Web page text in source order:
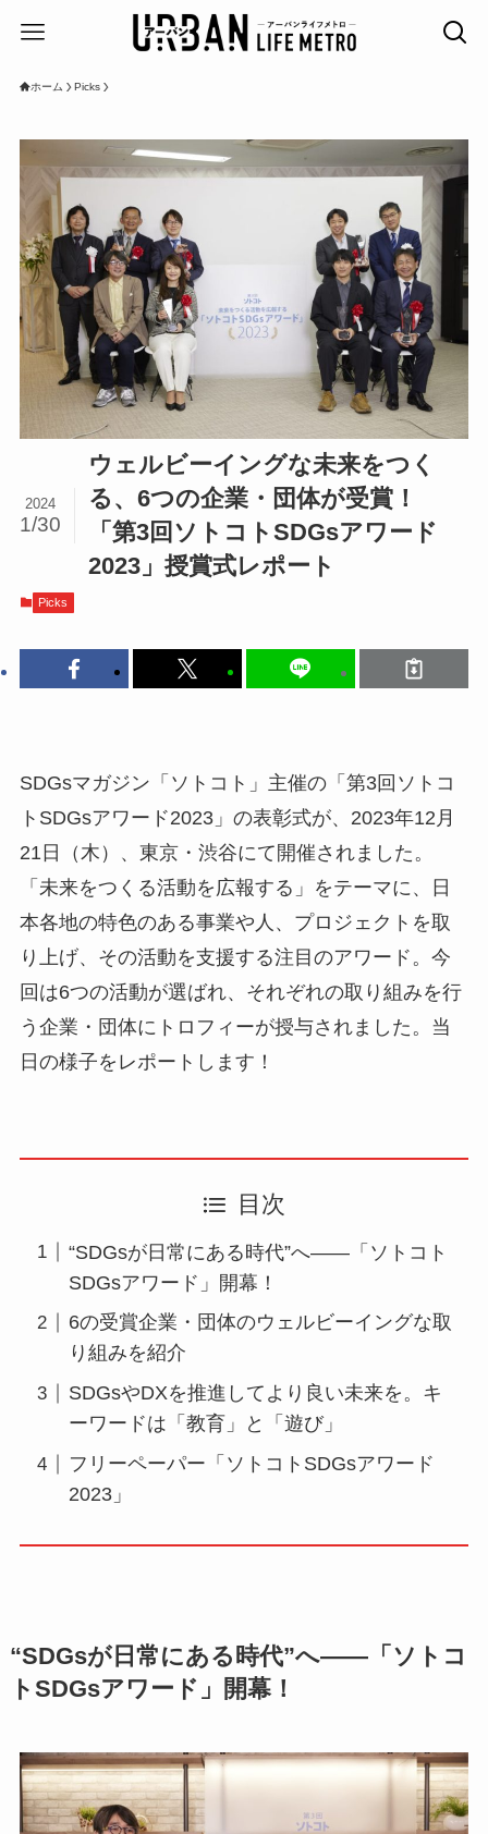
ホーム Picks
ウェルビーイングな未来をつく
る、6つの企業・団体が受賞！
「第3回ソトコトSDGsアワード
2023」授賞式レポート
2024
1/30
Picks
SDGsマガジン「ソトコト」主催の「第3回ソトコ
トSDGsアワード2023」の表彰式が、2023年12月
21日（木）、東京・渋谷にて開催されました。
「未来をつくる活動を広報する」をテーマに、日
本各地の特色のある事業や人、プロジェクトを取
り上げ、その活動を支援する注目のアワード。今
回は6つの活動が選ばれ、それぞれの取り組みを行
う企業・団体にトロフィーが授与されました。当
日の様子をレポートします！
目次
“SDGsが日常にある時代”へ——「ソトコト
SDGsアワード」開幕！
6の受賞企業・団体のウェルビーイングな取
り組みを紹介
SDGsやDXを推進してより良い未来を。キ
ーワードは「教育」と「遊び」
フリーペーパー「ソトコトSDGsアワード
2023」
“SDGsが日常にある時代”へ——「ソトコ
トSDGsアワード」開幕！